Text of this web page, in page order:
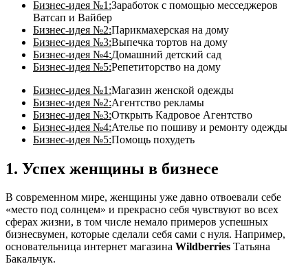
Бизнес-идея №1:Заработок с помощью месседжеров
Ватсап и Вайбер
Бизнес-идея №2:Парикмахерская на дому
Бизнес-идея №3:Выпечка тортов на дому
Бизнес-идея №4:Домашний детский сад
Бизнес-идея №5:Репетиторство на дому
Бизнес-идея №1:Магазин женской одежды
Бизнес-идея №2:Агентство рекламы
Бизнес-идея №3:Открыть Кадровое Агентство
Бизнес-идея №4:Ателье по пошиву и ремонту одежды
Бизнес-идея №5:Помощь похудеть
1. Успех женщины в бизнесе
В современном мире, женщины уже давно отвоевали себе
«место под солнцем» и прекрасно себя чувствуют во всех
сферах жизни, в том числе немало примеров успешных
бизнесвумен, которые сделали себя сами с нуля. Например,
основательница интернет магазина Wildberries Татьяна
Бакальчук.